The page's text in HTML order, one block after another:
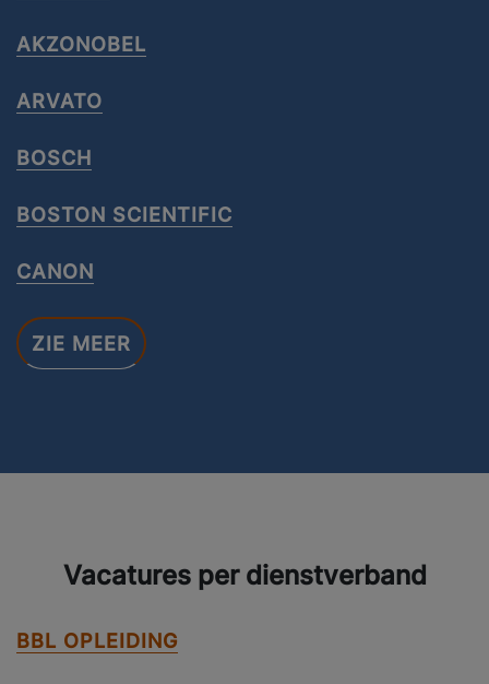
AKZONOBEL
ARVATO
BOSCH
BOSTON SCIENTIFIC
CANON
ZIE MEER
Vacatures per dienstverband
BBL OPLEIDING